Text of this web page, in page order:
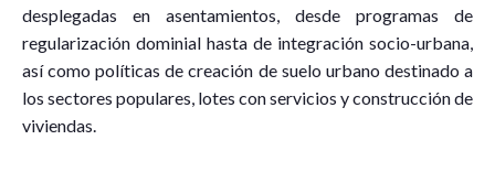
desplegadas en asentamientos, desde programas de
regularización dominial hasta de integración socio-urbana,
así como políticas de creación de suelo urbano destinado a
los sectores populares, lotes con servicios y construcción de
viviendas.